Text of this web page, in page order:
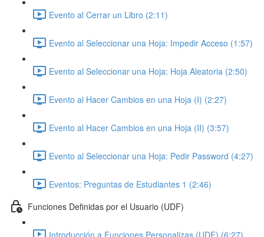
Evento al Cerrar un Libro (2:11)
Evento al Seleccionar una Hoja: Impedir Acceso (1:57)
Evento al Seleccionar una Hoja: Hoja Aleatoria (2:50)
Evento al Hacer Cambios en una Hoja (I) (2:27)
Evento al Hacer Cambios en una Hoja (II) (3:57)
Evento al Seleccionar una Hoja: Pedir Password (4:27)
Eventos: Preguntas de Estudiantes 1 (2:46)
Funciones Definidas por el Usuario (UDF)
Introducción a Funciones Personalizas (UDF) (6:27)